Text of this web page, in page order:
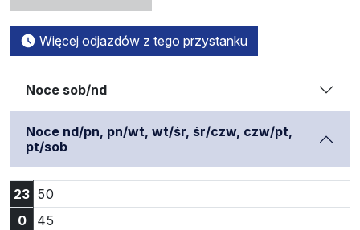
Więcej odjazdów z tego przystanku
Noce sob/nd
Noce nd/pn, pn/wt, wt/śr, śr/czw, czw/pt,
pt/sob
23 50
0
45